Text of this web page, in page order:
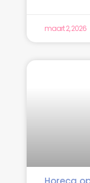
maart 2, 2026